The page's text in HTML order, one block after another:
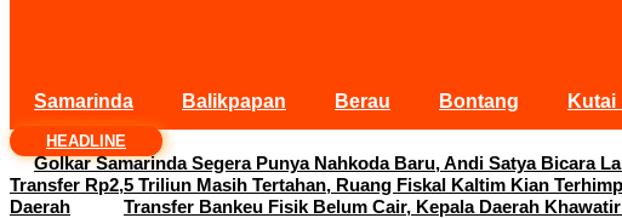
Samarinda Balikpapan Berau Bontang Kutai
HEADLINE
Golkar Samarinda Segera Punya Nahkoda Baru, Andi Satya Bicara
Transfer Rp2,5 Triliun Masih Tertahan, Ruang Fiskal Kaltim Kian
Daerah
Transfer Bankeu Fisik Belum Cair, Kepala Daerah